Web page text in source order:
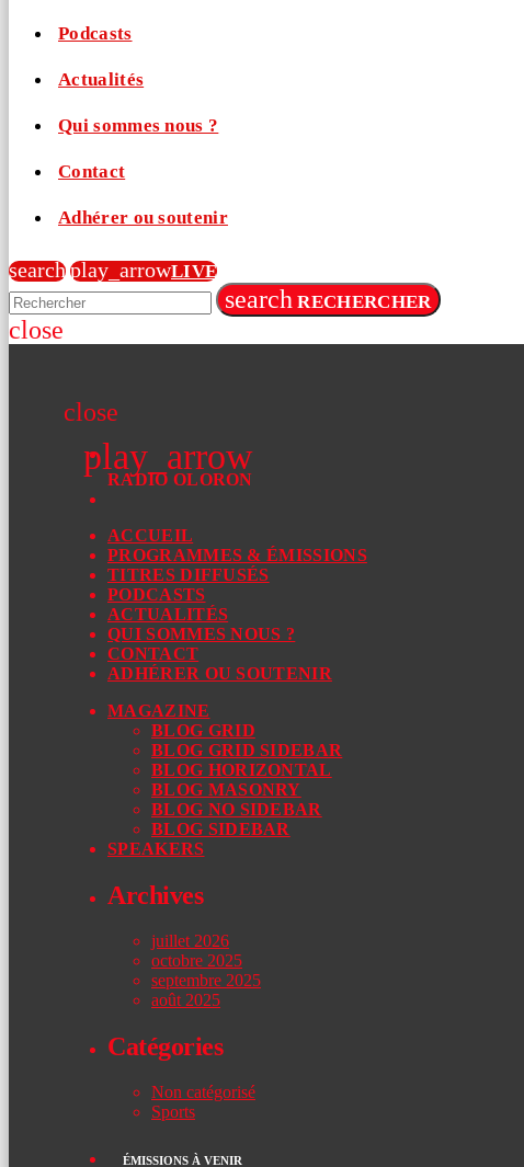
Podcasts
Actualités
Qui sommes nous ?
Contact
Adhérer ou soutenir
searchplay_arrowLIVE
search RECHERCHER
close
close
play_arrow
RADIO OLORON
ACCUEIL
PROGRAMMES & ÉMISSIONS
TITRES DIFFUSÉS
PODCASTS
ACTUALITÉS
QUI SOMMES NOUS ?
CONTACT
ADHÉRER OU SOUTENIR
MAGAZINE
BLOG GRID
BLOG GRID SIDEBAR
BLOG HORIZONTAL
BLOG MASONRY
BLOG NO SIDEBAR
BLOG SIDEBAR
SPEAKERS
Archives
juillet 2026
octobre 2025
septembre 2025
août 2025
Catégories
Non catégorisé
Sports
ÉMISSIONS À VENIR